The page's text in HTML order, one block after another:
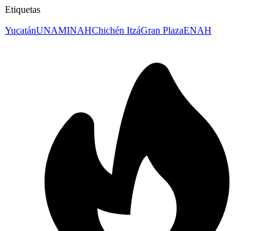
Etiquetas
YucatánUNAMINAHChichén ItzáGran PlazaENAH